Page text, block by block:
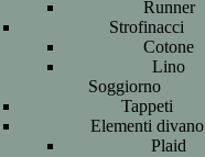
Runner
Strofinacci
Cotone
Lino
Soggiorno
Tappeti
Elementi divano
Plaid